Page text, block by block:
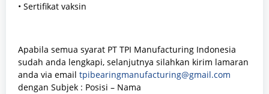
• Sertifikat vaksin
Apabila semua syarat PT TPI Manufacturing Indonesia
sudah anda lengkapi, selanjutnya silahkan kirim lamaran
anda via email tpibearingmanufacturing@gmail.com
dengan Subjek : Posisi – Nama